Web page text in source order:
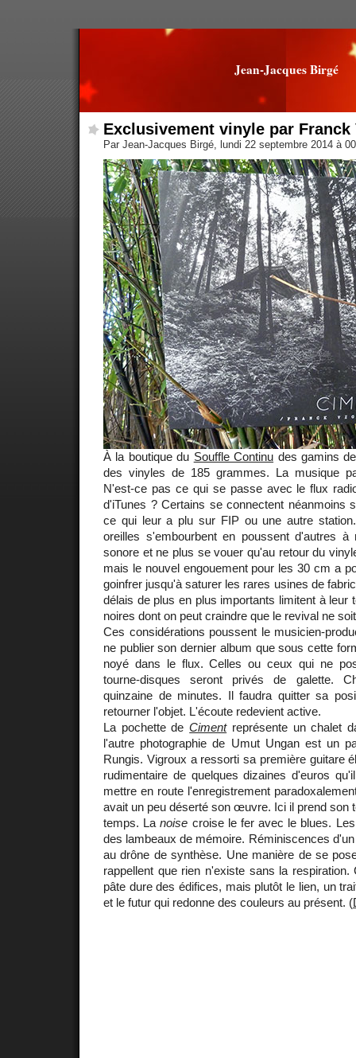
Jean-Jacques Birgé
Exclusivement vinyle par Franck
Par Jean-Jacques Birgé, lundi 22 septembre 2014 à
À la boutique du Souffle Continu des gamins
des vinyles de 185 grammes. La musique
N'est-ce pas ce qui se passe avec le flux
d'iTunes ? Certains se connectent néanmoins
ce qui leur a plu sur FIP ou une autre
oreilles s'embourbent en poussent d'autres à
sonore et ne plus se vouer qu'au retour du
mais le nouvel engouement pour les 30 cm a
goinfrer jusqu'à saturer les rares usines de
délais de plus en plus importants limitent à leur
noires dont on peut craindre que le revival ne
Ces considérations poussent le musicien-
ne publier son dernier album que sous cette
noyé dans le flux. Celles ou ceux qui ne
tourne-disques seront privés de galette.
quinzaine de minutes. Il faudra quitter sa
retourner l'objet. L'écoute redevient active.
La pochette deCimentreprésente un chalet
l'autre photographie de Umut Ungan est un
Rungis. Vigroux a ressorti sa première guitare
rudimentaire de quelques dizaines d'euros
mettre en route l'enregistrement
avait un peu déserté son œuvre. Ici il prend son
temps. Lanoise croise le fer avec le blues.
des lambeaux de mémoire. Réminiscences
au drône de synthèse. Une manière de se
rappellent que rien n'existe sans la
pâte dure des édifices, mais plutôt le lien, un
et le futur qui redonne des couleurs au présent. (